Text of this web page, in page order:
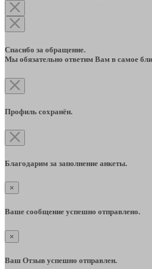
Спасибо за обращение.
Мы обязательно ответим Вам в самое
Профиль сохранён.
Благодарим за заполнение анкеты.
×
Ваше сообщение успешно отправлено.
×
Ваш Отзыв успешно отправлен.